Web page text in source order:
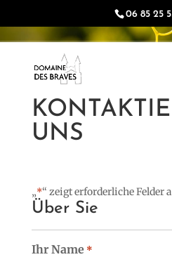
06 85 25
UNS
„*“ zeigt erforderliche Felder
Über Sie
Ihr Name *